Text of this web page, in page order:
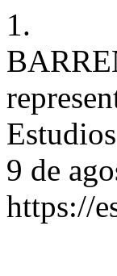
1.
9 de
https://